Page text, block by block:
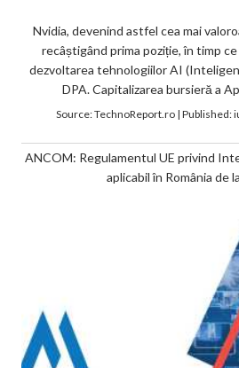
Nvidia, devenind astfel cea mai
recâștigând prima poziție, în timp
dezvoltarea tehnologiilor AI
DPA. Capitalizarea bursieră a
Source:TechnoReport.ro| Published:
ANCOM: Regulamentul UE privind
aplicabil în România de